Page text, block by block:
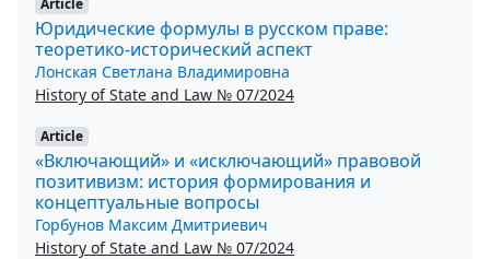
Article
Юридические формулы в русском праве:
теоретико-исторический аспект
Лонская Светлана Владимировна
History of State and Law № 07/2024
Article
«Включающий» и «исключающий» правовой
позитивизм: история формирования и
концептуальные вопросы
Горбунов Максим Дмитриевич
History of State and Law № 07/2024